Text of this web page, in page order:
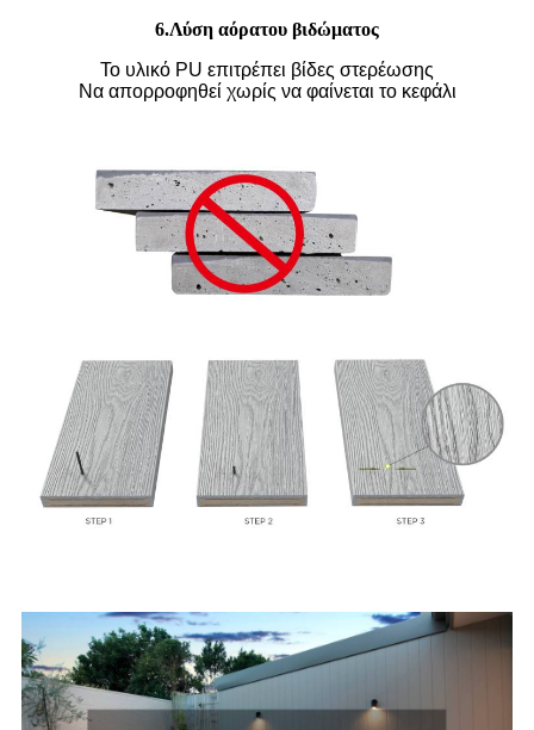
6.Λύση αόρατου βιδώματος
Το υλικό PU επιτρέπει βίδες στερέωσης
Να απορροφηθεί χωρίς να φαίνεται το κεφάλι